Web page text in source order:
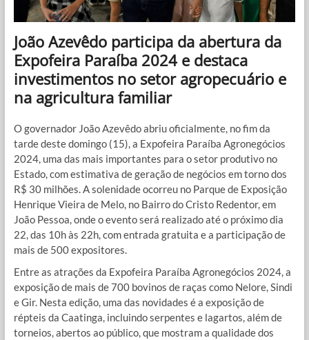
João Azevêdo participa da abertura da
Expofeira Paraíba 2024 e destaca
investimentos no setor agropecuário e
na agricultura familiar
O governador João Azevêdo abriu oficialmente, no fim da
tarde deste domingo (15), a Expofeira Paraíba Agronegócios
2024, uma das mais importantes para o setor produtivo no
Estado, com estimativa de geração de negócios em torno dos
R$ 30 milhões. A solenidade ocorreu no Parque de Exposição
Henrique Vieira de Melo, no Bairro do Cristo Redentor, em
João Pessoa, onde o evento será realizado até o próximo dia
22, das 10h às 22h, com entrada gratuita e a participação de
mais de 500 expositores.
Entre as atrações da Expofeira Paraíba Agronegócios 2024, a
exposição de mais de 700 bovinos de raças como Nelore, Sindi
e Gir. Nesta edição, uma das novidades é a exposição de
répteis da Caatinga, incluindo serpentes e lagartos, além de
torneios, abertos ao público, que mostram a qualidade dos